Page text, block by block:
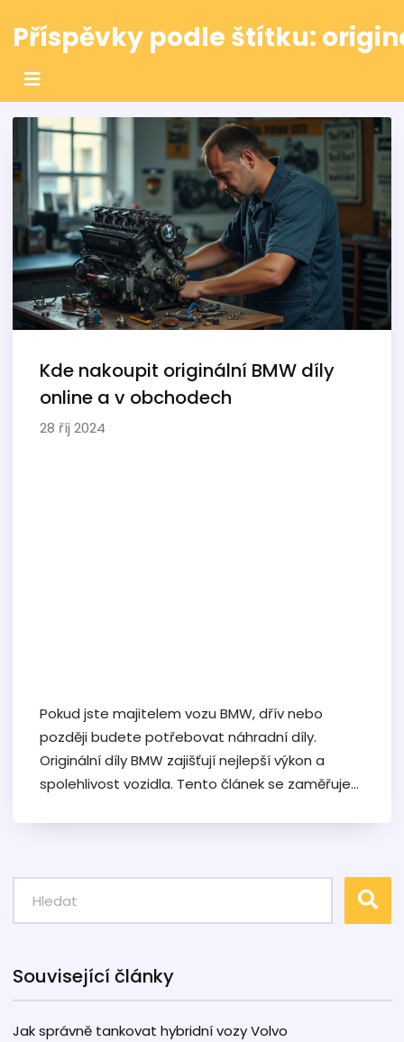
Příspěvky podle štítku:
Kde nakoupit originální BMW díly
online a v obchodech
28 říj 2024
Pokud jste majitelem vozu BMW, dřív nebo
později budete potřebovat náhradní díly.
Originální díly BMW zajišťují nejlepší výkon a
spolehlivost vozidla. Tento článek se zaměřuje
tipy na to, co při nákupu zvážit.
Související články
Jak správně tankovat hybridní vozy Volvo